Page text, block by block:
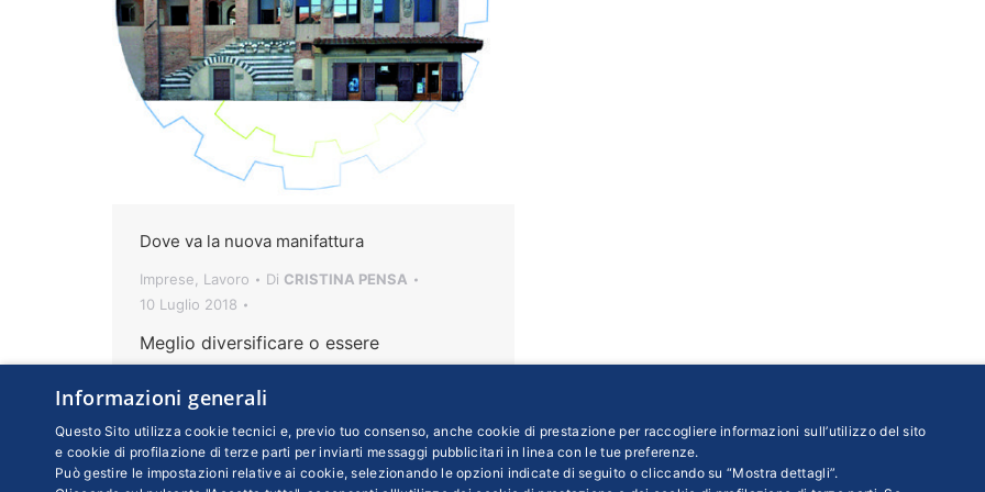
Dove va la nuova manifattura
Imprese Lavoro Di CRISTINA PENSA
10 Luglio 2018
Meglio diversificare o essere
territori e ciascuno ha risposto con una
propria soluzione. Se ne è parlato a
Pistoia a “le trasformazioni del sistema
Informazioni generali
Questo Sito utilizza cookie tecnici e, previo tuo consenso, anche cookie di prestazione per raccogliere informazioni sull’utilizzo del sito
e cookie di profilazione di terze parti per inviarti messaggi pubblicitari in linea con le tue preferenze.
Può gestire le impostazioni relative ai cookie, selezionando le opzioni indicate di seguito o cliccando su “Mostra dettagli”.